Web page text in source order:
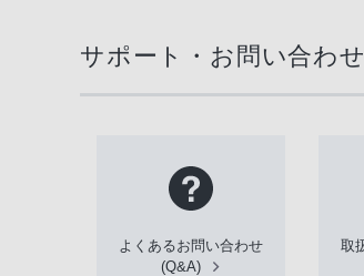
サポート・お問い合わせ
よくあるお問い合わせ
(Q&A)
取